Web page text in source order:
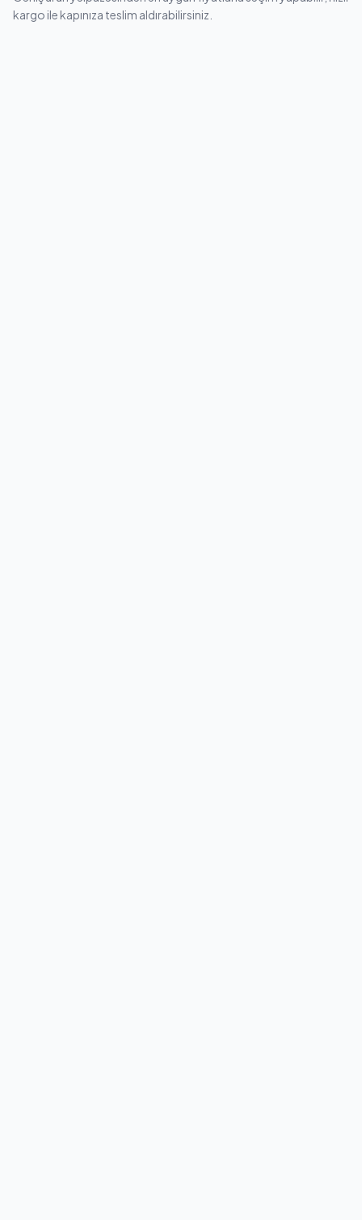
kargo ile kapınıza teslim aldırabilirsiniz.